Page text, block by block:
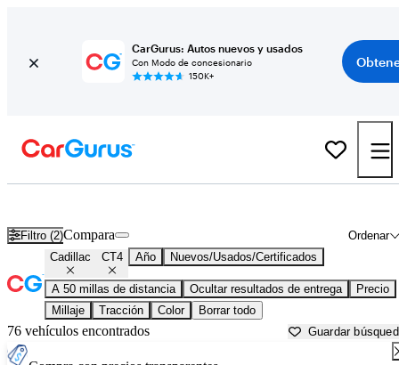
CarGurus: Autos nuevos y usados
Con Modo de concesionario
150K+
Filtro (2) Ordenar
Compara
Cadillac CT4 Año Nuevos/Usados/Certificados
A 50 millas de distancia Ocultar resultados de entrega
Precio
Millaje
Tracción Color Borrar todo
76 vehículos encontrados Guardar